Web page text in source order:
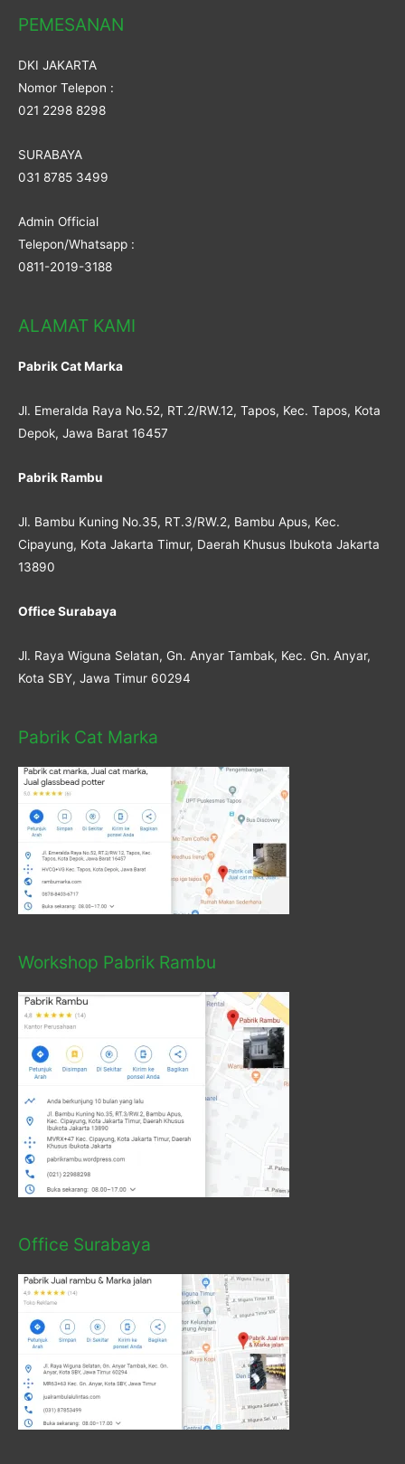
PEMESANAN
DKI JAKARTA
Nomor Telepon :
021 2298 8298
SURABAYA
031 8785 3499
Admin Official
Telepon/Whatsapp :
0811-2019-3188
ALAMAT KAMI
Pabrik Cat Marka
Jl. Emeralda Raya No.52, RT.2/RW.12, Tapos, Kec. Tapos, Kota
Depok, Jawa Barat 16457
Pabrik Rambu
Jl. Bambu Kuning No.35, RT.3/RW.2, Bambu Apus, Kec.
Cipayung, Kota Jakarta Timur, Daerah Khusus Ibukota Jakarta
13890
Office Surabaya
Jl. Raya Wiguna Selatan, Gn. Anyar Tambak, Kec. Gn. Anyar,
Kota SBY, Jawa Timur 60294
Pabrik Cat Marka
Workshop Pabrik Rambu
Office Surabaya